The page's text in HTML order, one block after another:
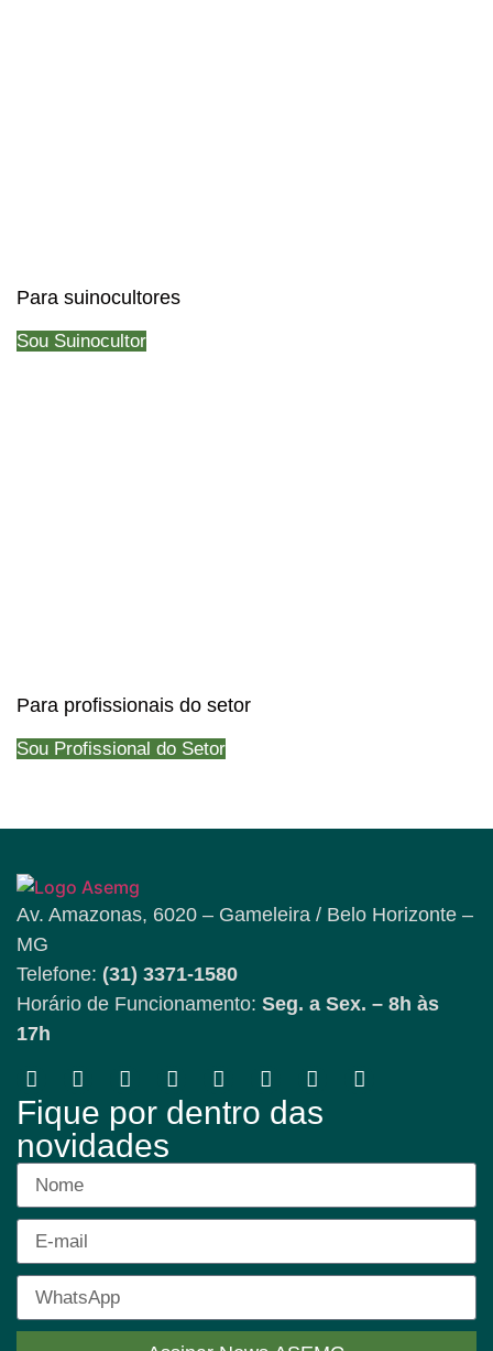
Para suinocultores
Sou Suinocultor
Para profissionais do setor
Sou Profissional do Setor
Av. Amazonas, 6020 – Gameleira / Belo Horizonte –
MG
Telefone: (31) 3371-1580
Horário de Funcionamento: Seg. a Sex. – 8h às
17h
Fique por dentro das
novidades